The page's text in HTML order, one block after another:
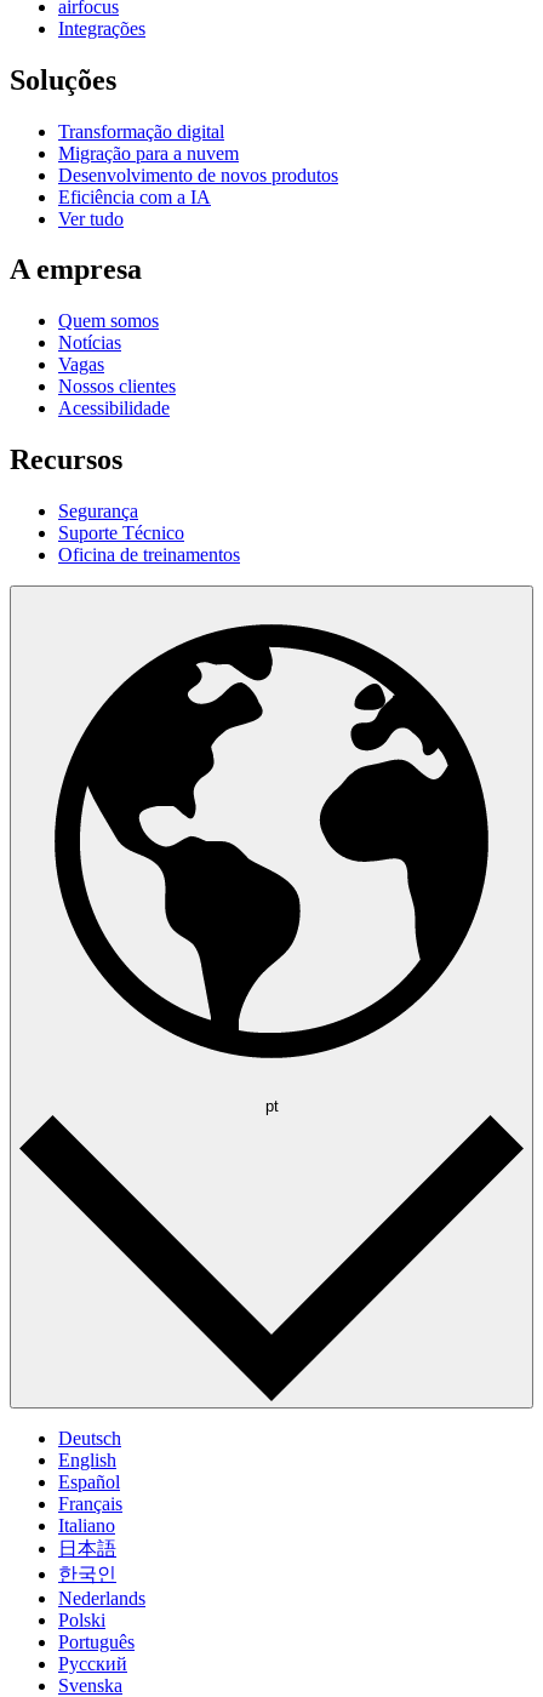
airfocus
Integrações
Soluções
Transformação digital
Migração para a nuvem
Desenvolvimento de novos produtos
Eficiência com a IA
Ver tudo
A empresa
Quem somos
Notícias
Vagas
Nossos clientes
Acessibilidade
Recursos
Segurança
Suporte Técnico
Oficina de treinamentos
pt
Deutsch
English
Español
Français
Italiano
日本語
한국인
Nederlands
Polski
Português
Pусский
Svenska